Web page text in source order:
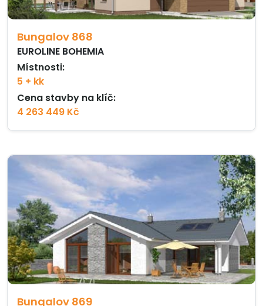
Bungalov 868
EUROLINE BOHEMIA
Místnosti:
5 + kk
Cena stavby na klíč:
4 263 449 Kč
Bungalov 869